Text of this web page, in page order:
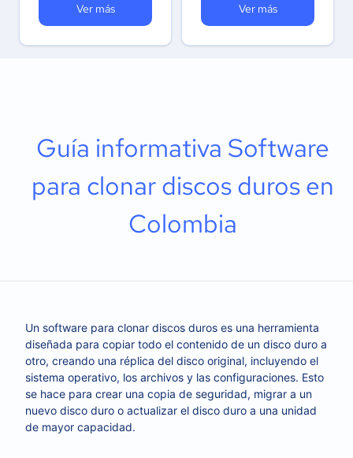
Ver más Ver más
Guía informativa Software
para clonar discos duros en
Colombia
Un software para clonar discos duros es una herramienta
diseñada para copiar todo el contenido de un disco duro a
otro, creando una réplica del disco original, incluyendo el
sistema operativo, los archivos y las configuraciones. Esto
se hace para crear una copia de seguridad, migrar a un
nuevo disco duro o actualizar el disco duro a una unidad
de mayor capacidad.